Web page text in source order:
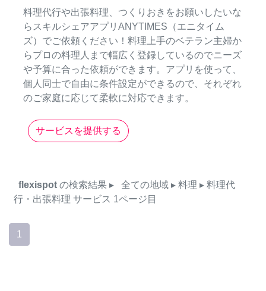
料理代行や出張料理、つくりおきをお願いしたいな
らスキルシェアアプリANYTIMES（エニタイム
ズ）でご依頼ください！料理上手のベテラン主婦か
らプロの料理人まで幅広く登録しているのでニーズ
や予算に合った依頼ができます。アプリを使って、
個人同士で自由に条件設定ができるので、それぞれ
のご家庭に応じて柔軟に対応できます。
サービスを提供する
flexispot の検索結果 ▸ 全ての地域 ▸ 料理 ▸ 料理代
行・出張料理 サービス 1ページ目
1